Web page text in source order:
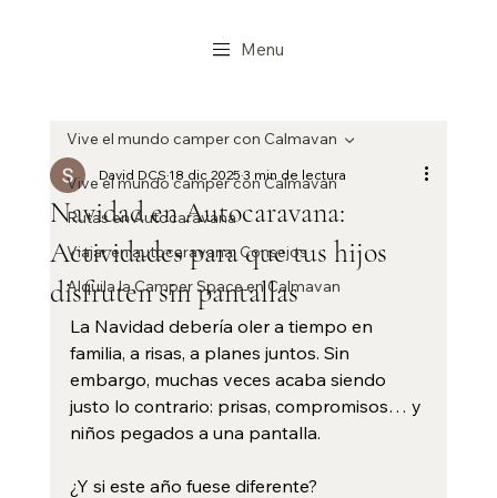
Menu
Vive el mundo camper con Calmavan
Rutas en Autocaravana
Viajar en autocaravana: Consejos
Alquila la Camper Space en Calmavan
Vive el mundo camper con Calmavan
Navidad en Autocaravana:
Actividades para que tus hijos
disfruten sin pantallas
David DCS18 dic 20253 min de lectura
La Navidad debería oler a tiempo en
familia, a risas, a planes juntos. Sin
embargo, muchas veces acaba siendo
justo lo contrario: prisas, compromisos… y
niños pegados a una pantalla.
¿Y si este año fuese diferente?